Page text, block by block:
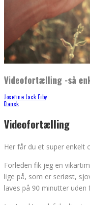
Videofortælling -så
Josefine Jack Eiby
Dansk
Videofortælling
Her får du et super
Forleden fik jeg en
lige på, som er seriøst,
laves på 90 minutter uden